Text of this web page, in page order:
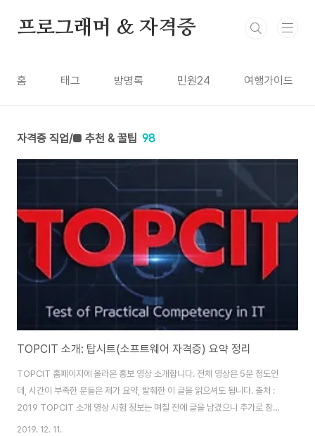
프로그래머 & 자격증
홈 태그 방명록 민원24 여행가이드
자격증 직업/■ 추천 & 꿀팁 98
TOPCIT 소개: 탑시트(소프트웨어 자격증) 요약 정리
TOPCIT 홈페이지에 올라온 홍보 영상 소개합니다. 전체 영상은 5분 정도인
데, 시간이 부족한 분들은 제가 요약, 발췌한 이 글을 읽으셔도 됩니다. 출처 :
2019 TOPCIT 소개 영상 시험 정보는 며칠 전에 글을 남겼으니 추가로 참조
하시고요. 참조 : 탑싯 시험정보 TOPCIT FAQ 응시료 배점 유효기간 등 13개
2019. 12. 11.